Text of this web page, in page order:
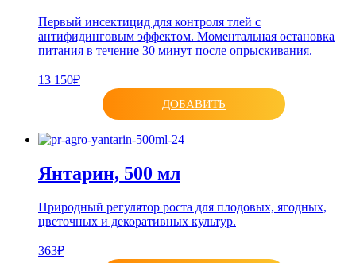
Первый инсектицид для контроля тлей с
антифидинговым эффектом. Моментальная остановка
питания в течение 30 минут после опрыскивания.
13 150₽
ДОБАВИТЬ
Янтарин, 500 мл
Природный регулятор роста для плодовых, ягодных,
цветочных и декоративных культур.
363₽